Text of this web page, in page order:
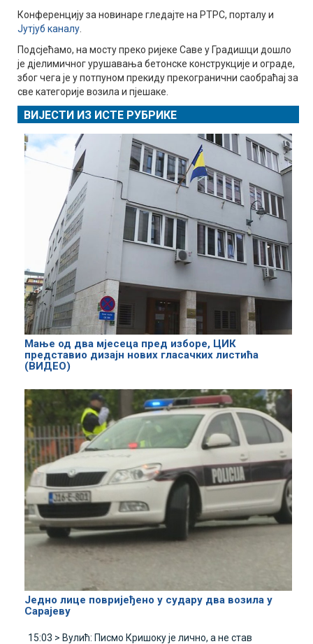
Конференцију за новинаре гледајте на РТРС, порталу и
Јутјуб каналу
Подсјећамо, на мосту преко ријеке Саве у Градишци дошло
је дјелимичног урушавања бетонске конструкције и ограде,
због чега је у потпуном прекиду прекогранични саобраћај за
све категорије возила и пјешаке.
ВИЈЕСТИ ИЗ ИСТЕ РУБРИКЕ
Мање од два мјесеца пред изборе, ЦИК
представио дизајн нових гласачких листића
(ВИДЕО)
Једно лице повријеђено у судару два возила у
Сарајеву
15:03 > Вулић: Писмо Кришоку је лично, а не став